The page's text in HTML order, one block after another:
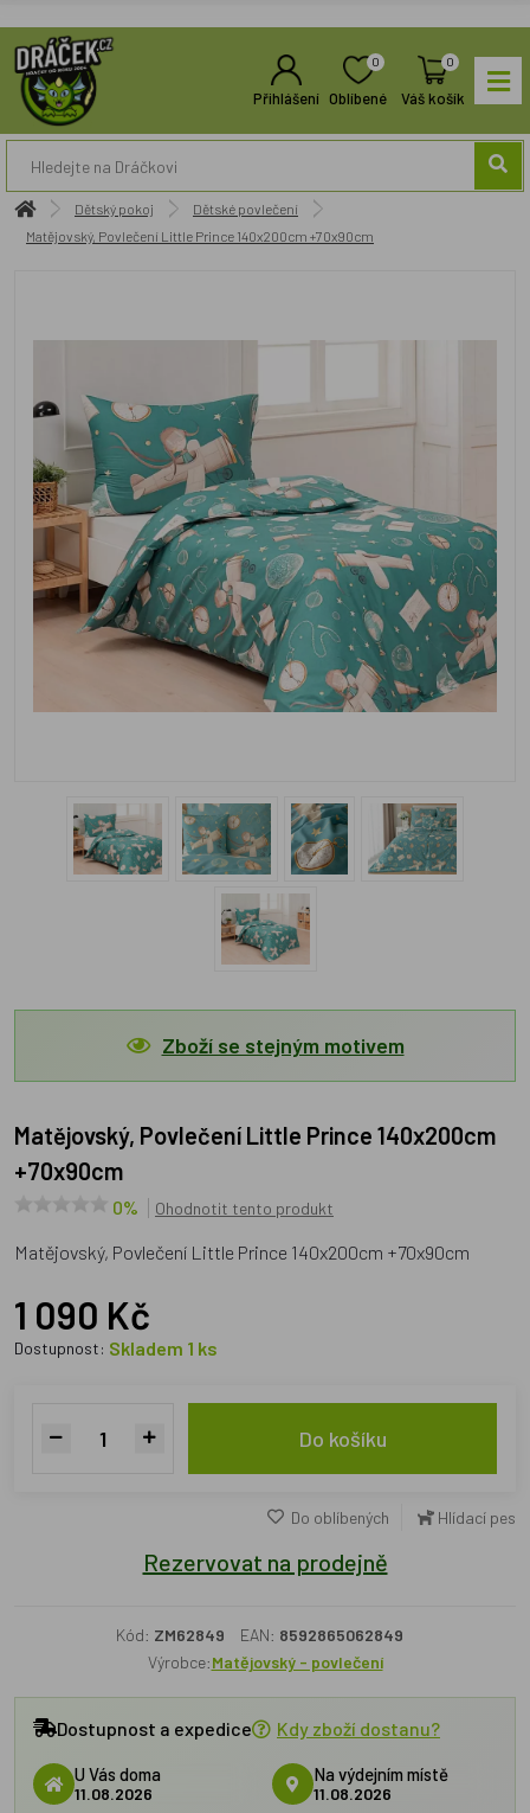
Přihlášení
0
Oblíbené
0
Váš košík
Dětský pokoj
Dětské povlečení
Matějovský, Povlečení Little Prince 140x200cm +70x90cm
Zboží se stejným motivem
Matějovský, Povlečení Little Prince 140x200cm
+70x90cm
0% Ohodnotit tento produkt
Matějovský, Povlečení Little Prince 140x200cm +70x90cm
1 090 Kč
Dostupnost: Skladem 1 ks
Do košíku
Do oblíbených Hlídací pes
Rezervovat na prodejně
Kód: ZM62849 EAN: 8592865062849
Výrobce:Matějovský - povlečení
Dostupnost a expedice Kdy zboží dostanu?
U Vás doma
11.08.2026
Na výdejním místě
11.08.2026